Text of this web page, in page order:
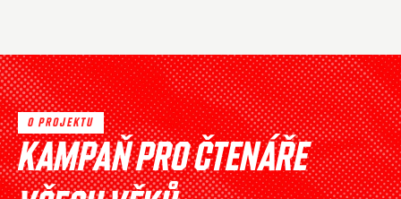
O PROJEKTU
KAMPAŇ PRO ČTENÁŘE